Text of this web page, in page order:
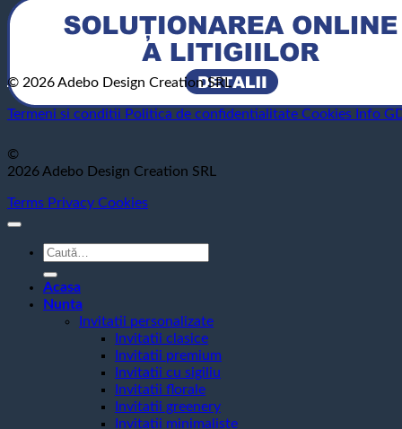
© 2026 Adebo Design Creation SRL
Termeni si conditii Politica de confidentialitate Cookies Info
©
2026 Adebo Design Creation SRL
Terms Privacy Cookies
Caută
după:
Acasa
Nunta
Invitatii personalizate
Invitatii clasice
Invitatii premium
Invitatii cu sigiliu
Invitatii florale
Invitatii greenery
Invitatii minimaliste